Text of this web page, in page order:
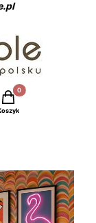
Produkty w koszyku: